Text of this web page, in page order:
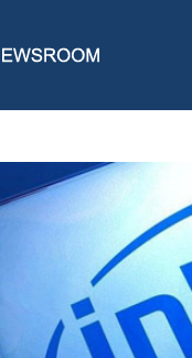
> EKSKLUZIVNO U ASBISU!